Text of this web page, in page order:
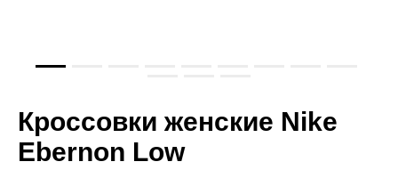
Кроссовки женские Nike
Ebernon Low